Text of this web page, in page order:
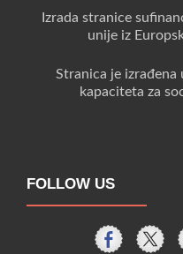
Izrada stranice
unije iz
Stranica je izrađena
kapaciteta za
FOLLOW US